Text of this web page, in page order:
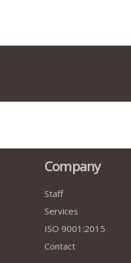
Company
Staff
Services
ISO 9001:2015
Contact